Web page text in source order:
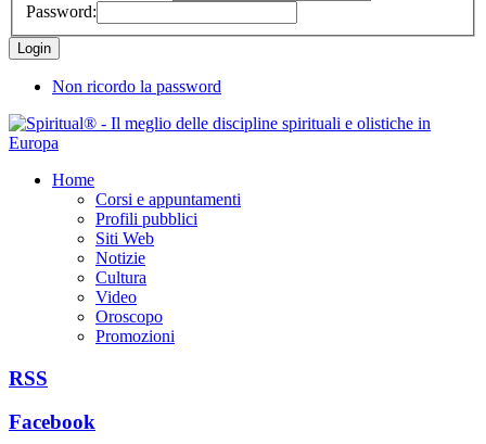
Password:
Non ricordo la password
Home
Corsi e appuntamenti
Profili pubblici
Siti Web
Notizie
Cultura
Video
Oroscopo
Promozioni
RSS
Facebook